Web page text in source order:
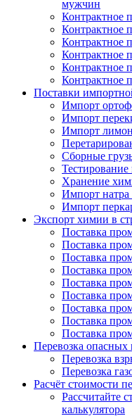
мужчин
Контрактное
Контрактное
Контрактное
Контрактное
Контрактное
Контрактное
Поставки
Импорт
Импорт
Импорт
Сборные
Тестирование
Хранение
Импорт натра
Импорт
Экспорт химии в
Поставка
Поставка
Поставка
Поставка
Поставка
Поставка
Поставка
Поставка
Поставка
Перевозка опасных
Перевозка
Перевозка
Расчёт стоимости
Рассчитайте
калькулятора